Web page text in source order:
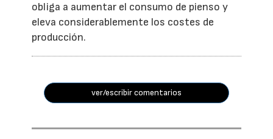
obliga a aumentar el consumo de pienso y
eleva considerablemente los costes de
producción.
ver/escribir comentarios